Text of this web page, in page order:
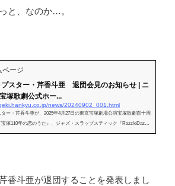
と、なのか…。
ページ
プスター・芹香斗亜 退団会見のお知らせ | ニ
塚歌劇公式ホー...
news/20240902_001.html
ー・芹香斗亜が、2025年4月27日の東京宝塚劇場公演宝塚歌劇百十周
塚110年の恋のうた』、ジャズ・スラップスティック『RazzleDazzle
ル）』の千秋楽を
香斗亜が退団することを発表しまし